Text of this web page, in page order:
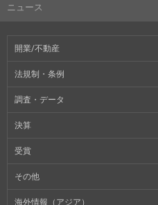
ニュース
開業/不動産
法規制・条例
調査・データ
決算
受賞
その他
海外情報（アジア）